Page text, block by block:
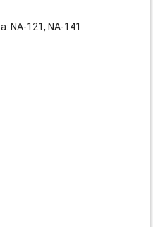
NA-121, NA-141